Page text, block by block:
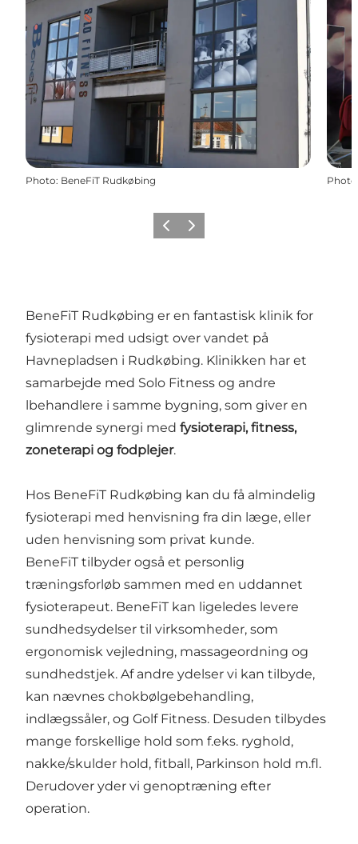
Photo: BeneFiT Rudkøbing Photo
Previous
Next
BeneFiT Rudkøbing er en fantastisk klinik for
fysioterapi med udsigt over vandet på
Havnepladsen i Rudkøbing. Klinikken har et
samarbejde med Solo Fitness og andre
lbehandlere i samme bygning, som giver en
glimrende synergi med fysioterapi, fitness,
zoneterapi og fodplejer.
Hos BeneFiT Rudkøbing kan du få almindelig
fysioterapi med henvisning fra din læge, eller
uden henvisning som privat kunde.
BeneFiT tilbyder også et personlig
træningsforløb sammen med en uddannet
fysioterapeut. BeneFiT kan ligeledes levere
sundhedsydelser til virksomheder, som
ergonomisk vejledning, massageordning og
sundhedstjek. Af andre ydelser vi kan tilbyde,
kan nævnes chokbølgebehandling,
indlægssåler, og Golf Fitness. Desuden tilbydes
mange forskellige hold som f.eks. ryghold,
nakke/skulder hold, fitball, Parkinson hold m.fl.
Derudover yder vi genoptræning efter
operation.